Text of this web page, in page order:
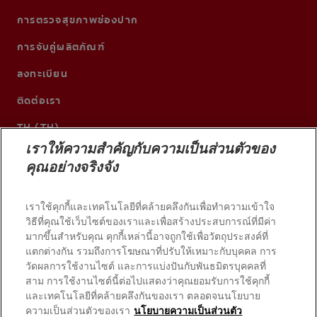
การตรวจสุขภาพช่องปาก
การจับคู่ผลิตภัณฑ์
ลงทะเบียน
ติดต่อเรา
TH (TH)
© 2026 บริษัท คอลเกต-ปาล์มโอลีฟ สงวนลิขสิทธิ์
เราให้ความสำคัญกับความเป็นส่วนตัวของ
คุณอย่างจริงจัง
เราใช้คุกกี้และเทคโนโลยีที่คล้ายคลึงกันเพื่อทำความเข้าใจ
วิธีที่คุณใช้เว็บไซต์ของเราและเพื่อสร้างประสบการณ์ที่มีค่า
มากขึ้นสำหรับคุณ คุกกี้เหล่านี้อาจถูกใช้เพื่อวัตถุประสงค์ที่
แตกต่างกัน รวมถึงการโฆษณาที่ปรับให้เหมาะกับบุคคล การ
วัดผลการใช้งานไซต์ และการแบ่งปันกับพันธมิตรบุคคลที่
สาม การใช้งานไซต์นี้ต่อไปแสดงว่าคุณยอมรับการใช้คุกกี้
และเทคโนโลยีที่คล้ายคลึงกันของเรา ตลอดจนนโยบาย
ความเป็นส่วนตัวของเรา นโยบายความเป็นส่วนตัว